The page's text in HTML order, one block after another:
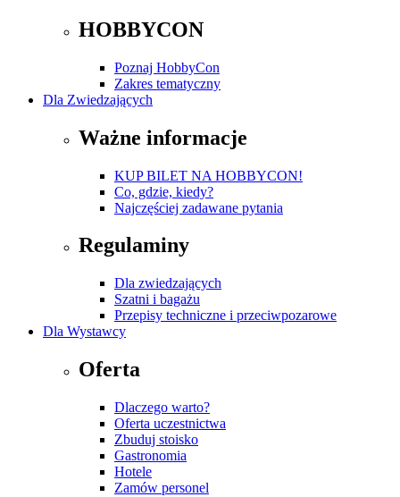
HOBBYCON
Poznaj HobbyCon
Zakres tematyczny
Dla Zwiedzających
Ważne informacje
KUP BILET NA HOBBYCON!
Co, gdzie, kiedy?
Najczęściej zadawane pytania
Regulaminy
Dla zwiedzających
Szatni i bagażu
Przepisy techniczne i przeciwpozarowe
Dla Wystawcy
Oferta
Dlaczego warto?
Oferta uczestnictwa
Zbuduj stoisko
Gastronomia
Hotele
Zamów personel